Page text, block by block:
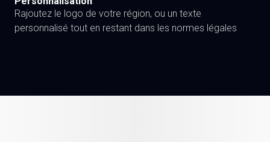
Rajoutez le logo de votre région, ou un texte
personnalisé tout en restant dans les normes légales